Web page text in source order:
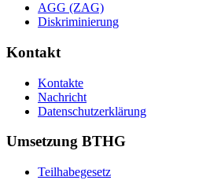
AGG (ZAG)
Diskriminierung
Kontakt
Kontakte
Nachricht
Datenschutzerklärung
Umsetzung BTHG
Teilhabegesetz